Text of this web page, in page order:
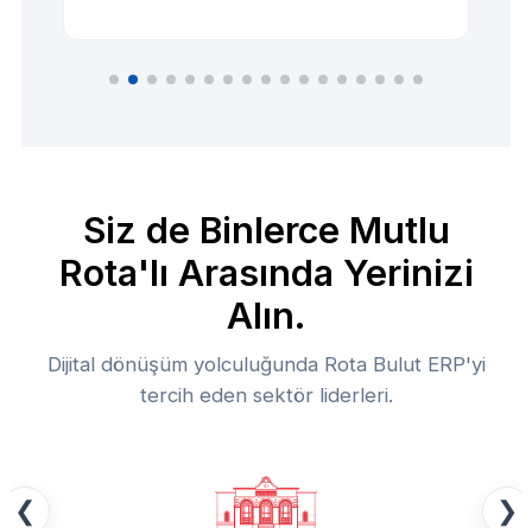
Siz de Binlerce Mutlu
Rota'lı Arasında Yerinizi
Alın.
Dijital dönüşüm yolculuğunda Rota Bulut ERP'yi
tercih eden sektör liderleri.
❮ ❯